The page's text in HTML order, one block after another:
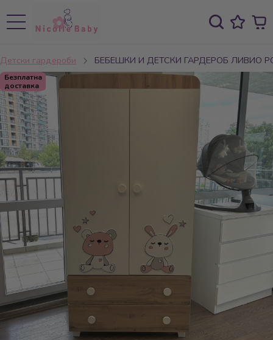
Детски гардероби БЕБЕШКИ И ДЕТСКИ ГАРДЕРОБ ЛИВИО
Безплатна
доставка